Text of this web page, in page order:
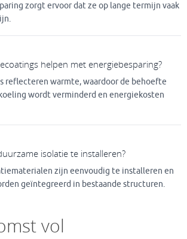
zorgt ervoor dat ze op lange termijn vaak
helpen met energiebesparing?
reflecteren warmte, waardoor de behoefte
wordt verminderd en energiekosten
isolatie te installeren?
zijn eenvoudig te installeren en
geïntegreerd in bestaande structuren.
vol